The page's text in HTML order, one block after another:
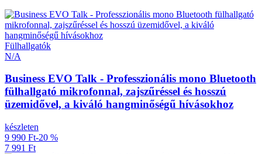
Fülhallgatók
N/A
Business EVO Talk - Professzionális mono Bluetooth
fülhallgató mikrofonnal, zajszűréssel és hosszú
üzemidővel, a kiváló hangminőségű hívásokhoz
készleten
9 990 Ft-20 %
7 991 Ft